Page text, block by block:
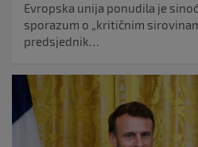
Evropska unija ponudila je
sporazum o „kritičnim
predsjednik…